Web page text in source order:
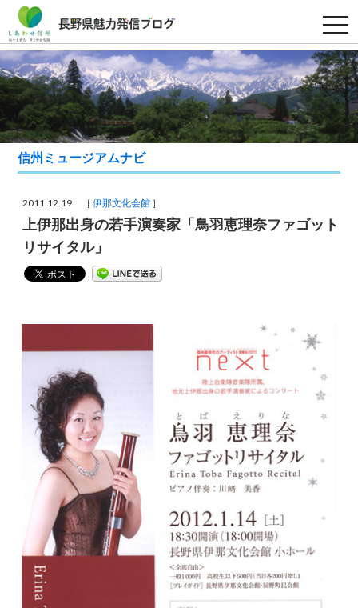
t
o
g
g
l
e
n
a
v
g
i
信州ミュージアムナビ
2011.12.19 ［伊那文化会館 ］
上伊那出身の若手演奏家「鳥羽恵理奈ファゴット
リサイタル」